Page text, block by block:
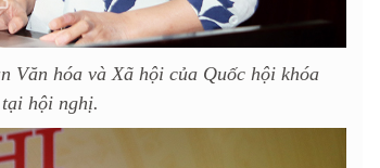
Văn hóa và Xã hội của Quốc hội khóa
hội nghị.